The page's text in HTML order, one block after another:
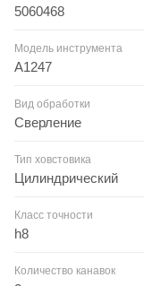
5060468
Модель инструмента
A1247
Вид обработки
Сверление
Тип ховстовика
Цилиндрический
Класс точности
h8
Количество канавок